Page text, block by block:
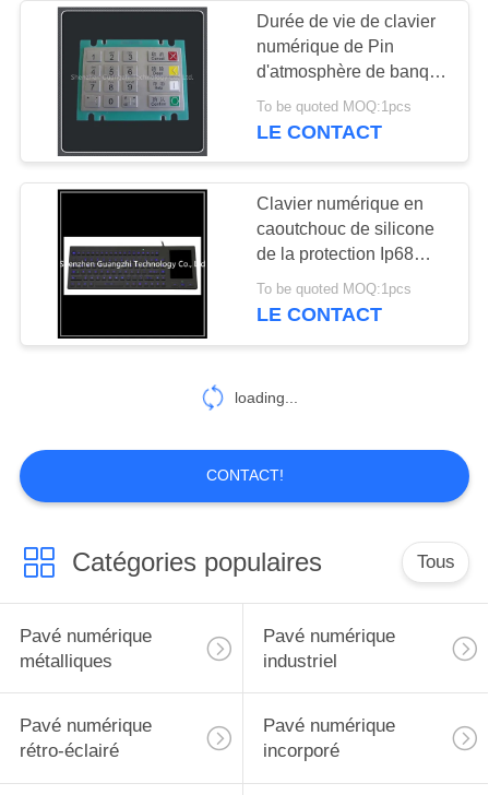
clavier étanche
clavier d'acier
30
Le Pin codent le
clavier numérique
19
Durée de vie de clavier
numérique de Pin
d'atmosphère de banque
longue, clavier de Pin
d'atmosphère avec
To be quoted MOQ:1pcs
LE CONTACT
Clavier numérique en
caoutchouc de silicone
de la protection Ip68
avec le Touchpad
éclairé à contre-jour
To be quoted MOQ:1pcs
LE CONTACT
loading...
CONTACT!
Catégories populaires Tous
Pavé numérique
métalliques
Pavé numérique
industriel
Pavé numérique
rétro-éclairé
Pavé numérique
incorporé